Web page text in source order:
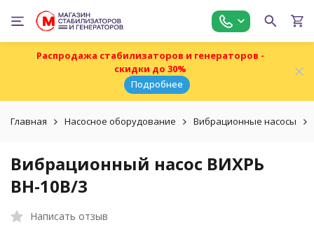
Распродажа стабилизаторов и генераторов -
скидки до 30%
Подробнее
Главная Насосное оборудование Вибрационные насосы
Вибрационный насос ВИХРЬ
ВН-10В/3
Написать отзыв